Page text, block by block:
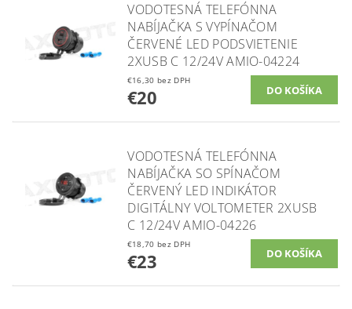
VODOTESNÁ TELEFÓNNA
NABÍJAČKA S VYPÍNAČOM
ČERVENÉ LED PODSVIETENIE
2XUSB C 12/24V AMIO-04224
€16,30 bez DPH
€20
VODOTESNÁ TELEFÓNNA
NABÍJAČKA SO SPÍNAČOM
ČERVENÝ LED INDIKÁTOR
DIGITÁLNY VOLTOMETER 2XUSB
C 12/24V AMIO-04226
€18,70 bez DPH
€23